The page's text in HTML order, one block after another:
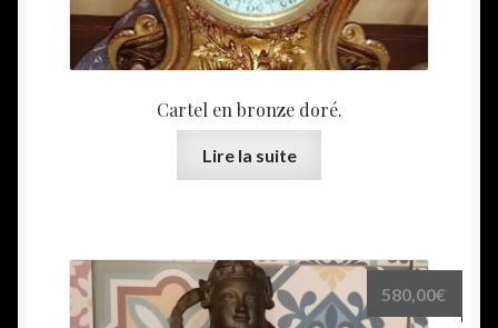
Cartel en bronze doré.
Lire la suite
580,00€